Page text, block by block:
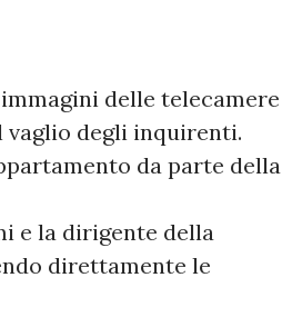
delle telecamere
vaglio degli inquirenti.
da parte della
e la dirigente della
direttamente le